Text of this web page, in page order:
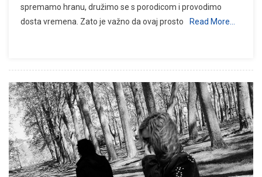
spremamo hranu, družimo se s porodicom i provodimo
dosta vremena. Zato je važno da ovaj prosto
Read More…